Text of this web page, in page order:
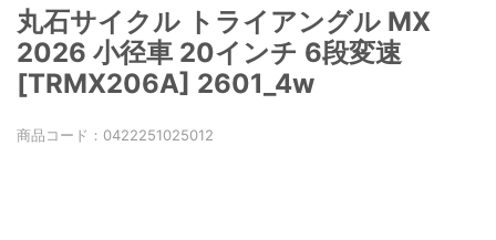
丸石サイクル トライアングル MX
2026 小径車 20インチ 6段変速
[TRMX206A] 2601_4w
商品コード： 0422251025012